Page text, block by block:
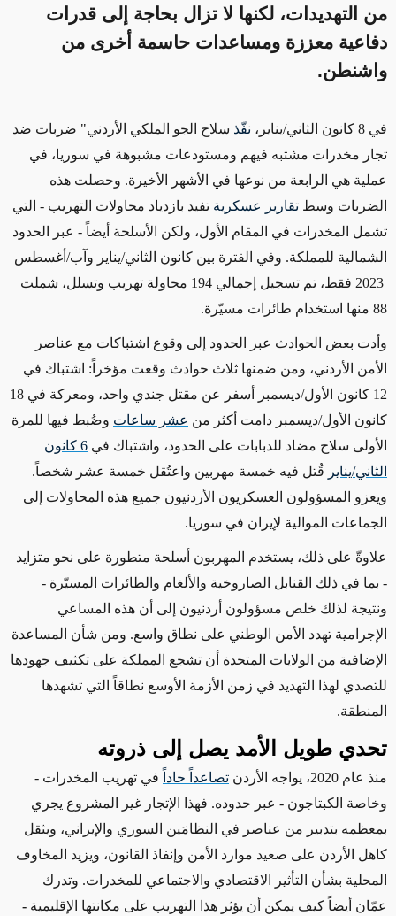
من التهديدات، لكنها لا تزال بحاجة إلى قدرات
دفاعية معززة ومساعدات حاسمة أخرى من
واشنطن.
في 8 كانون الثاني/يناير، نفّذ سلاح الجو الملكي الأردني" ضربات ضد
تجار مخدرات مشتبه فيهم ومستودعات مشبوهة في سوريا، في
عملية هي الرابعة من نوعها في الأشهر
الأخيرة. وحصلت هذه
الضربات وسط تقارير عسكرية تفيد بازدياد محاولات التهريب - التي
تشمل المخدرات في المقام الأول، ولكن الأسلحة أيضاً - عبر الحدود
الشمالية للمملكة. وفي الفترة بين كانون الثاني/يناير وآب/أغسطس
فقط
، تم تسجيل إجمالي 194 محاولة تهريب وتسلل، شملت
88 منها
استخدام طائرات مسيّرة.
وأدت بعض الحوادث عبر الحدود إلى وقوع اشتباكات مع عناصر
الأمن الأردني، ومن ضمنها ثلاث حوادث وقعت مؤخراً: اشتباك في
12 كانون الأول/ديسمبر أسفر عن مقتل جندي
واحد
، ومعركة في 18
كانون الأول/ديسمبر دامت أكثر من عشر ساعات وضُبط فيها للمرة
الأولى سلاح مضاد للدبابات على الحدود، واشتباك في
6 كانون
الثاني/يناير قُتل فيه خمسة مهربين واعتُقل خمسة عشر شخصاً.
ويعزو المسؤولون العسكريون الأردنيون جميع هذه المحاولات إلى
الجماعات الموالية لإيران في سوريا.
علاوةّ على ذلك، يستخدم المهربون أسلحة متطورة على نحو متزايد
- بما في ذلك القنابل الصاروخية والألغام والطائرات المسيّرة -
ونتيجة لذلك خلص مسؤولون أردنيون إلى أن هذه المساعي
الإجرامية تهدد الأمن الوطني على نطاق واسع. ومن شأن المساعدة
الإضافية من الولايات المتحدة أن تشجع المملكة على تكثيف جهودها
للتصدي لهذا التهديد في زمن الأزمة الأوسع نطاقاً التي تشهدها
المنطقة.
تحدي طويل الأمد يصل إلى ذروته
منذ عام 2020، يواجه الأردن تصاعداً حاداً في تهريب المخدرات -
وخاصة الكبتاجون - عبر حدوده. فهذا الإتجار غير المشروع يجري
بمعظمه بتدبير من عناصر في النظامَين السوري والإيراني، ويثقل
كاهل الأردن على صعيد موارد الأمن وإنفاذ القانون، ويزيد المخاوف
المحلية بشأن التأثير الاقتصادي والاجتماعي للمخدرات. وتدرك
عمّان أيضاً كيف يمكن أن يؤثر هذا التهريب على مكانتها الإقليمية -